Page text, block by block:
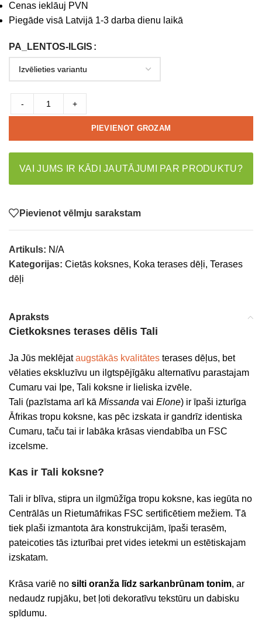
Cenas ieklāuj PVN
Piegāde visā Latvijā 1-3 darba dienu laikā
PA_LENTOS-ILGIS
- +
PIEVIENOT GROZAM
VAI JUMS IR KĀDI JAUTĀJUMI PAR PRODUKTU?
Pievienot vēlmju sarakstam
Artikuls: N/A
Kategorijas: Cietās koksnes, Koka terases dēļi, Terases
dēļi
Apraksts
Cietkoksnes terases dēlis Tali
Ja Jūs meklējataugstākās kvalitātes terases dēļus, bet
vēlaties ekskluzīvu un ilgtspējīgāku alternatīvu parastajam
Cumaru vai Ipe, Tali koksne ir lieliska izvēle.
Tali (pazīstama arī kā Missanda vai Elone) ir īpaši izturīga
Āfrikas tropu koksne, kas pēc izskata ir gandrīz identiska
Cumaru, taču tai ir labāka krāsas viendabība un FSC
izcelsme.
Kas ir Tali koksne?
Tali ir blīva, stipra un ilgmūžīga tropu koksne, kas iegūta no
Centrālās un Rietumāfrikas FSC sertificētiem mežiem. Tā
tiek plaši izmantota āra konstrukcijām, īpaši terasēm,
pateicoties tās izturībai pret vides ietekmi un estētiskajam
izskatam.
Krāsa variē no silti oranža līdz sarkanbrūnam tonim, ar
nedaudz rupjāku, bet ļoti dekoratīvu tekstūru un dabisku
spīdumu.